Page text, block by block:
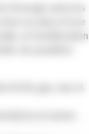
l’énergie selon les
en place d’une
et l’amélioration
Au quotidien
gaz, eau et
et autres